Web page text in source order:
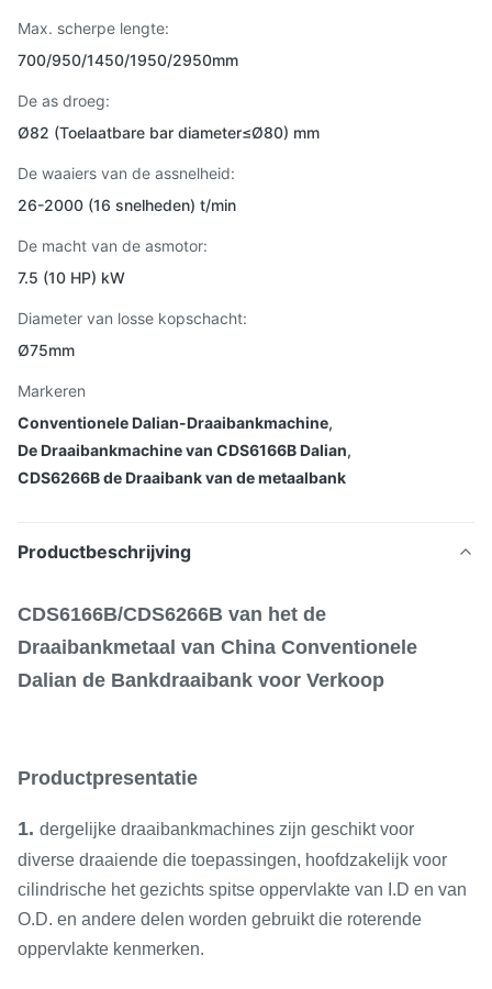
Max. scherpe lengte:
700/950/1450/1950/2950mm
De as droeg:
Ø82 (Toelaatbare bar diameter≤Ø80) mm
De waaiers van de assnelheid:
26-2000 (16 snelheden) t/min
De macht van de asmotor:
7.5 (10 HP) kW
Diameter van losse kopschacht:
Ø75mm
Markeren
Conventionele Dalian-Draaibankmachine,
De Draaibankmachine van CDS6166B Dalian,
CDS6266B de Draaibank van de metaalbank
Productbeschrijving
CDS6166B/CDS6266B van het de
Draaibankmetaal van China Conventionele
Dalian de Bankdraaibank voor Verkoop
Productpresentatie
1. dergelijke draaibankmachines zijn geschikt voor
diverse draaiende die toepassingen, hoofdzakelijk voor
cilindrische het gezichts spitse oppervlakte van I.D en van
O.D. en andere delen worden gebruikt die roterende
oppervlakte kenmerken.